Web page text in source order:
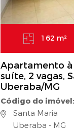
162 m²
Apartamento à
suíte, 2 vagas,
Uberaba/MG
Código do imóvel:
Santa Maria
Uberaba - MG